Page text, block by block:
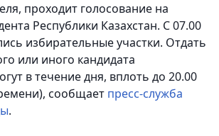
проходит голосование на
Республики Казахстан. С 07.00
избирательные участки. Отдать
или иного кандидата
в течение дня, вплоть до 20.00
сообщает пресс-служба
.